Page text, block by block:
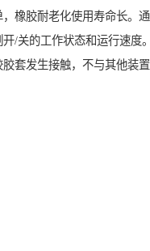
，橡胶耐老化使用寿命长。
/关的工作状态和运行速度
胶套发生接触，不与其他装